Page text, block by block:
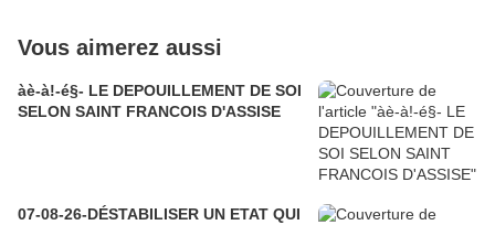
Vous aimerez aussi
àè-à!-é§- LE DEPOUILLEMENT DE SOI
SELON SAINT FRANCOIS D'ASSISE
07-08-26-DÉSTABILISER UN ETAT QUI